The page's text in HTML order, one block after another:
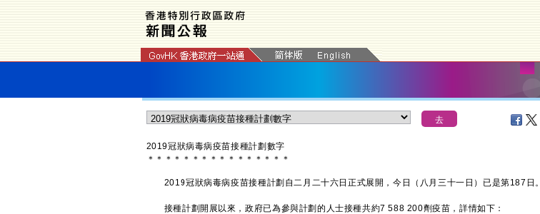
2019冠狀病毒病疫苗接種計劃數字
＊ ＊ ＊ ＊ ＊ ＊ ＊ ＊ ＊ ＊ ＊ ＊ ＊ ＊ ＊ ＊
2019冠狀病毒病疫苗接種計劃自二月二十六日正式展開，今日（八月三十一日）已是第187日。
接種計劃開展以來，政府已為參與計劃的人士接種共約7 588 200劑疫苗，詳情如下：